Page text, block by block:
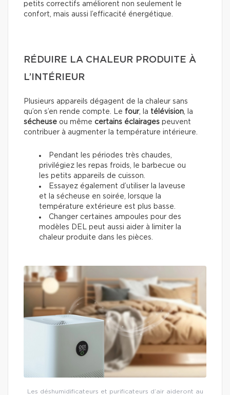
petits correctifs améliorent non seulement le
confort, mais aussi l’efficacité énergétique.
RÉDUIRE LA CHALEUR PRODUITE À
L’INTÉRIEUR
Plusieurs appareils dégagent de la chaleur sans
qu’on s’en rende compte. Le four, la télévision, la
sécheuse ou même certains éclairages peuvent
contribuer à augmenter la température intérieure.
Pendant les périodes très chaudes,
privilégiez les repas froids, le barbecue ou
les petits appareils de cuisson.
Essayez également d’utiliser la laveuse
et la sécheuse en soirée, lorsque la
température extérieure est plus basse.
Changer certaines ampoules pour des
modèles DEL peut aussi aider à limiter la
chaleur produite dans les pièces.
Les déshumidificateurs et purificateurs d’air aideront au